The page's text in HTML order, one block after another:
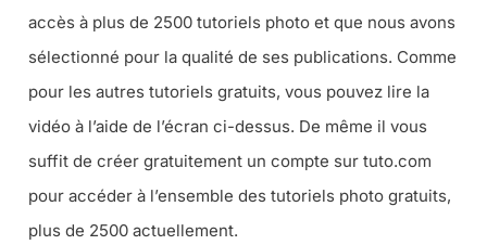
accès à plus de 2500 tutoriels photo et que nous avons
sélectionné pour la qualité de ses publications. Comme
pour les autres tutoriels gratuits, vous pouvez lire la
vidéo à l’aide de l’écran ci-dessus. De même il vous
suffit de créer gratuitement un compte sur tuto.com
pour accéder à l’ensemble des tutoriels photo gratuits,
plus de 2500 actuellement.